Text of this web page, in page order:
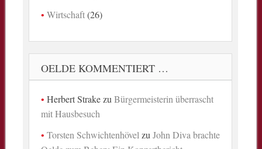
Wirtschaft(26)
OELDE KOMMENTIERT …
Herbert StrakezuBürgermeisterin überrascht
mit Hausbesuch
Torsten Schwichtenhövel zuJohn Diva brachte